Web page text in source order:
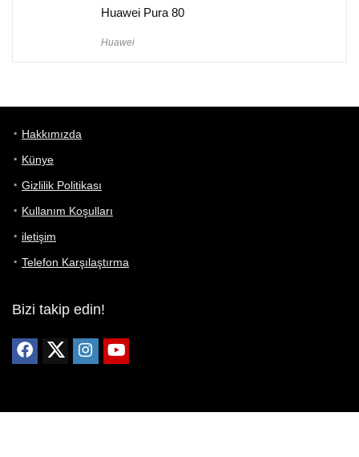
Huawei Pura 80
Huawei
Hakkımızda
Künye
Gizlilik Politikası
Kullanım Koşulları
iletişim
Telefon Karşılaştırma
Bizi takip edin!